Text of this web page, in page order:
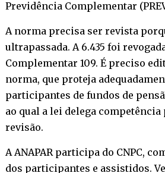
Previdência Complementar
A norma precisa ser revista
ultrapassada. A 6.435 foi
Complementar 109. É preciso
norma, que proteja
participantes de fundos de
ao qual a lei delega competência
revisão.
A ANAPAR participa do CNPC,
dos participantes e assistidos.